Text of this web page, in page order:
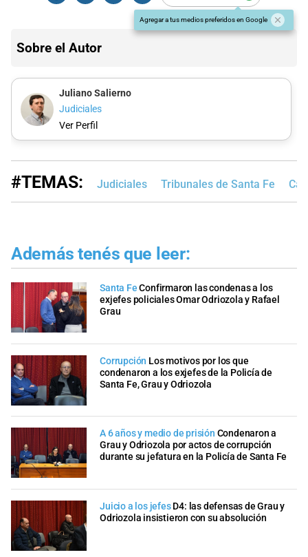
Agregar a tus medios preferidos en Google
Sobre el Autor
Juliano Salierno
Judiciales
Ver Perfil
#TEMAS: Judiciales Tribunales de Santa Fe
Además tenés que leer:
Santa Fe Confirmaron las condenas a los
exjefes policiales Omar Odriozola y Rafael
Grau
Corrupción Los motivos por los que
condenaron a los exjefes de la Policía de
Santa Fe, Grau y Odriozola
A 6 años y medio de prisión Condenaron a
Grau y Odriozola por actos de corrupción
durante su jefatura en la Policía de Santa Fe
Juicio a los jefes D4: las defensas de Grau y
Odriozola insistieron con su absolución